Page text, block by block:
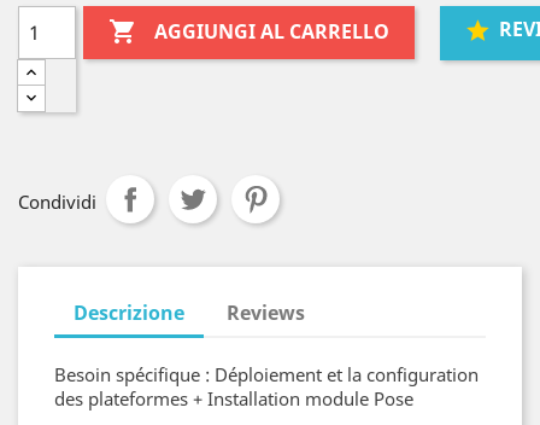
 AGGIUNGI AL CARRELLO
Condividi
Descrizione Reviews
Besoin spécifique : Déploiement et la configuration
des plateformes + Installation module Pose